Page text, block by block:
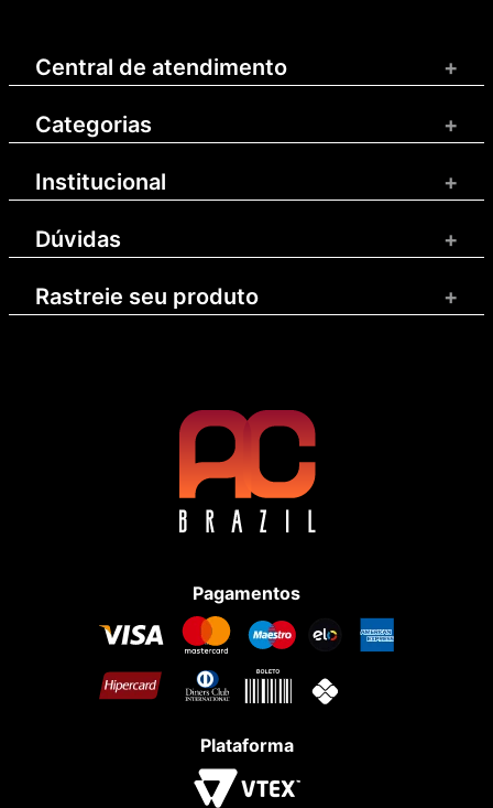
Central de atendimento +
Categorias +
Institucional +
Dúvidas +
Rastreie seu produto +
Pagamentos
Plataforma